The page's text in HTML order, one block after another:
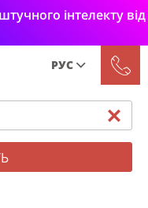
інтелекту від
РУС
Укр